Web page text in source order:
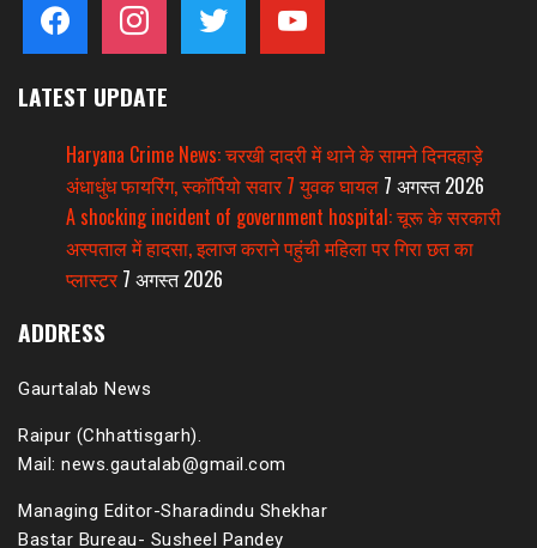
LATEST UPDATE
Haryana Crime News: चरखी दादरी में थाने के सामने दिनदहाड़े
अंधाधुंध फायरिंग, स्कॉर्पियो सवार 7 युवक घायल 7 अगस्त 2026
A shocking incident of government hospital: चूरू के सरकारी
अस्पताल में हादसा, इलाज कराने पहुंची महिला पर गिरा छत का
प्लास्टर 7 अगस्त 2026
ADDRESS
Gaurtalab News
Raipur (Chhattisgarh).
Mail: news.gautalab@gmail.com
Managing Editor-Sharadindu Shekhar
Bastar Bureau- Susheel Pandey